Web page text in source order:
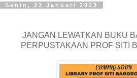
Senin, 23 Januari 2023
JANGAN LEWATKAN BUKU
PERPUSTAKAAN PROF SITI